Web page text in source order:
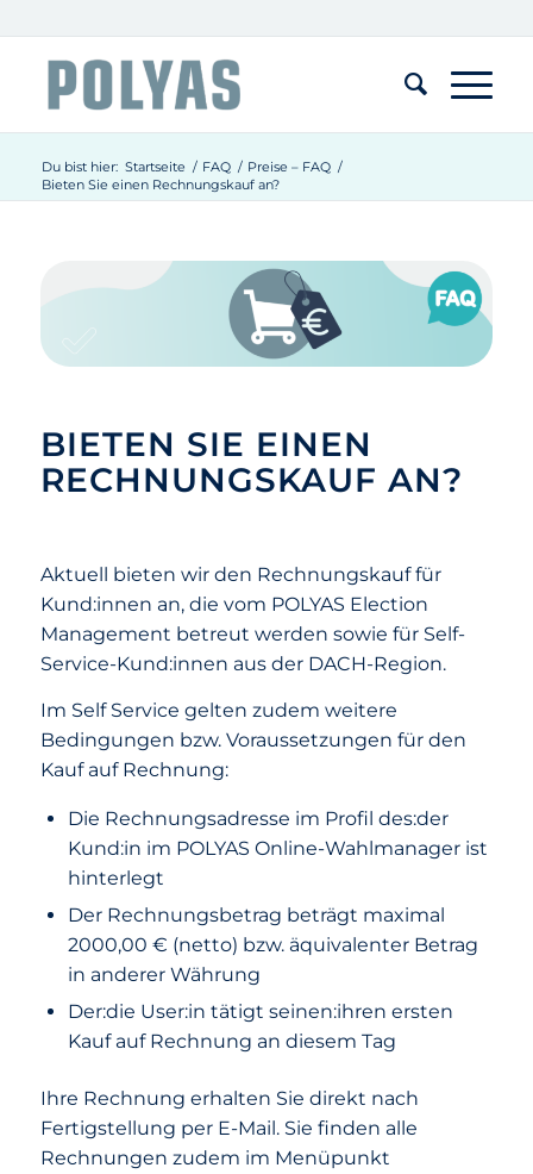
Du bist hier: Startseite / FAQ / Preise – FAQ /
Bieten Sie einen Rechnungskauf an?
BIETEN SIE EINEN
RECHNUNGSKAUF AN?
Aktuell bieten wir den Rechnungskauf für
Kund:innen an, die vom POLYAS Election
Management betreut werden sowie für Self-
Service-Kund:innen aus der DACH-Region.
Im Self Service gelten zudem weitere
Bedingungen bzw. Voraussetzungen für den
Kauf auf Rechnung:
Die Rechnungsadresse im Profil des:der
Kund:in im POLYAS Online-Wahlmanager ist
hinterlegt
Der Rechnungsbetrag beträgt maximal
2000,00 € (netto) bzw. äquivalenter Betrag
in anderer Währung
Der:die User:in tätigt seinen:ihren ersten
Kauf auf Rechnung an diesem Tag
Ihre Rechnung erhalten Sie direkt nach
Fertigstellung per E-Mail. Sie finden alle
Rechnungen zudem im Menüpunkt